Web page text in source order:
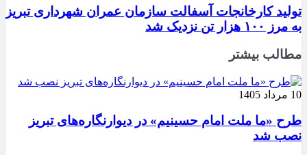
تولید کارخانجات آسفالت سازمان عمران شهرداری تبریز
به مرز ۱۰۰ هزار تن نزدیک شد
مطالب بیشتر
10 مرداد 1405
طرح «ما ملت امام حسینیم» در دیوارنگاره‌های تبریز
نصب شد